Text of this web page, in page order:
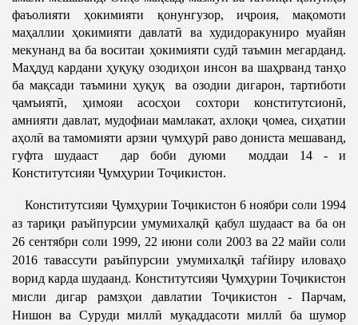
Салоҳият
Тарҷумаи ҳол
Китобҳо
Мақолаҳо
Хадамоти матбуот
ПРЕЗИДЕНТИ ҶУМҲУРИИ ТОҶИКИСТОН
Сохтори Институт
Роҳбарон ва кормандон
Таърихи роҳбарон
фаъолияти ҳокимияти қонунгузор, иҷроия, мақомоти
маҳаллии ҳокимияти давлатӣ ва худидоракуниро муайян
мекунанд ва ба воситаи ҳокимияти судӣ таъмин мегарданд.
Маҳдуд кардани ҳуқуқу озодиҳои инсон ва шаҳрванд танҳо
ба мақсади таъмини ҳуқуқ ва озодии дигарон, тартиботи
ҷамъиятӣ, ҳимояи асосҳои сохтори конститутсионӣ,
амнияти давлат, мудофиаи мамлакат, ахлоқи ҷомеа, сиҳатии
аҳолӣ ва тамомияти арзии ҷумҳурӣ раво дониста мешаванд,
гуфта шудааст дар боби дуюми моддаи 14 - и
Конститутсияи Ҷумҳурии Тоҷикистон.
Конститутсияи Ҷумҳурии Тоҷикистон 6 ноябри соли 1994
аз тариқи раъйпурсии умумихалқӣ қабул шудааст ва ба он
26 сентябри соли 1999, 22 июни соли 2003 ва 22 майи соли
2016 тавассути раъйпурсии умумихалқӣ таѓйиру иловаҳо
ворид карда шудаанд. Конститутсияи Ҷумҳурии Тоҷикистон
мисли дигар рамзҳои давлатии Тоҷикистон - Парчам,
Нишон ва Суруди миллӣ муқаддасоти миллӣ ба шумор